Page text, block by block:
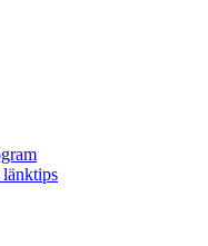
länktips